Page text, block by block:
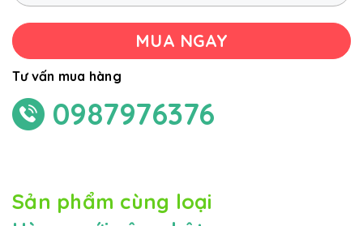
MUA NGAY
Tư vấn mua hàng
0987976376
Sản phẩm cùng loại